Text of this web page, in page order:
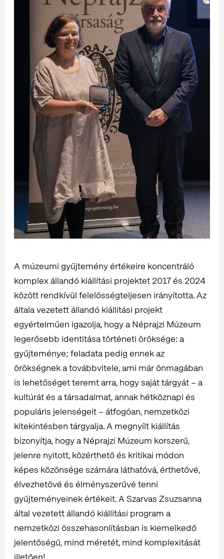
A múzeumi gyűjtemény értékeire koncentráló
komplex állandó kiállítási projektet 2017 és 2024
között rendkívül felelősségteljesen irányította. Az
általa vezetett állandó kiállítási projekt
egyértelműen igazolja, hogy a Néprajzi Múzeum
legerősebb identitása történeti öröksége: a
gyűjteménye; feladata pedig ennek az
örökségnek a továbbvitele, ami már önmagában
is lehetőséget teremt arra, hogy saját tárgyát – a
kultúrát és a társadalmat, annak hétköznapi és
populáris jelenségeit – átfogóan, nemzetközi
kitekintésben tárgyalja. A megnyílt kiállítás
bizonyítja, hogy a Néprajzi Múzeum korszerű,
jelenre nyitott, közérthető és kritikai módon
képes közönsége számára láthatóvá, érthetővé,
élvezhetővé és élményszerűvé tenni
gyűjteményeinek értékeit. A Szarvas Zsuzsanna
által vezetett állandó kiállítási program a
nemzetközi összehasonlításban is kiemelkedő
jelentőségű, mind méretét, mind komplexitását